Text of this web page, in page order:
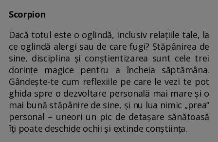
Scorpion
Dacă totul este o oglindă, inclusiv relațiile tale, la
ce oglindă alergi sau de care fugi? Stăpânirea de
sine, disciplina și conștientizarea sunt cele trei
dorințe magice pentru a încheia săptămâna.
Gândește-te cum reflexiile pe care le vezi te pot
ghida spre o dezvoltare personală mai mare și o
mai bună stăpânire de sine, și nu lua nimic „prea”
personal – uneori un pic de detașare sănătoasă
îți poate deschide ochii și extinde conștiința.